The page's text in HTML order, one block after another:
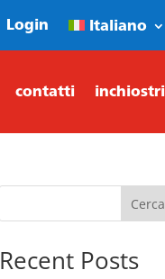
Login Italiano
contatti inchiostri
Cerca
Recent Posts